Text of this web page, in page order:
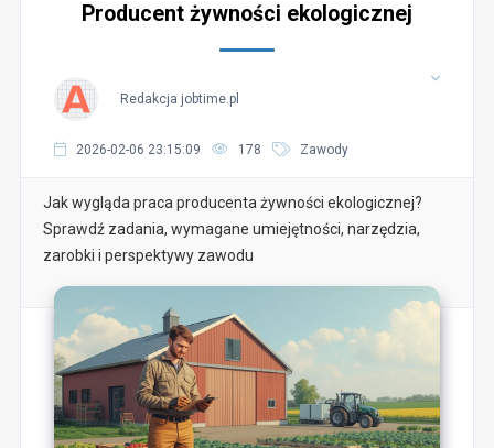
Producent żywności ekologicznej
Redakcja jobtime.pl
2026-02-06 23:15:09 178 Zawody
Jak wygląda praca producenta żywności ekologicznej?
Sprawdź zadania, wymagane umiejętności, narzędzia,
zarobki i perspektywy zawodu